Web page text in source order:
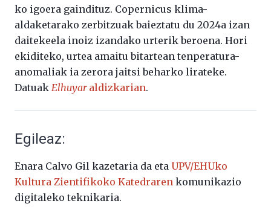
ko igoera gaindituz. Copernicus klima-
aldaketarako zerbitzuak baieztatu du 2024a izan
daitekeela inoiz izandako urterik beroena. Hori
ekiditeko, urtea amaitu bitartean tenperatura-
anomaliak ia zerora jaitsi beharko lirateke.
Datuak Elhuyaraldizkarian.
Egileaz:
Enara Calvo Gil kazetaria da eta UPV/EHUko
Kultura Zientifikoko Katedraren komunikazio
digitaleko teknikaria.